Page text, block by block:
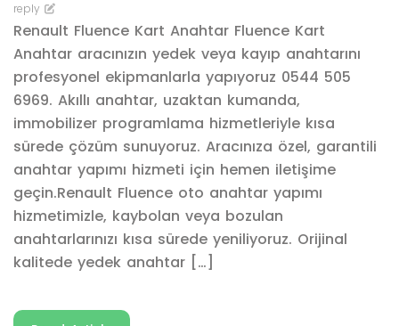
reply
Renault Fluence Kart Anahtar Fluence Kart
Anahtar aracınızın yedek veya kayıp anahtarını
profesyonel ekipmanlarla yapıyoruz 0544 505
6969. Akıllı anahtar, uzaktan kumanda,
immobilizer programlama hizmetleriyle kısa
sürede çözüm sunuyoruz. Aracınıza özel, garantili
anahtar yapımı hizmeti için hemen iletişime
geçin.Renault Fluence oto anahtar yapımı
hizmetimizle, kaybolan veya bozulan
anahtarlarınızı kısa sürede yeniliyoruz. Orijinal
kalitede yedek anahtar […]